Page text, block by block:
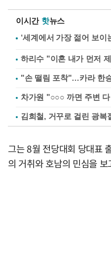
이시간 핫뉴스
하리수 "이혼 내가 먼저
"손 떨림 포착"…카라 한
차가원 "○○○ 까면 주변
그는 8월 전당대회 당대표
의 거취와 호남의 민심을